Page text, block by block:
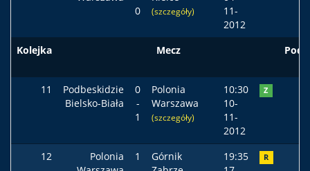
0
(szczegóły)
11-
2012
Kolejka Mecz
11
Podbeskidzie
Bielsko-Biała
0
-
1
Polonia
Warszawa
(szczegóły)
10:30
10-
11-
2012
Z
12
Polonia
1
Górnik
19:35
R